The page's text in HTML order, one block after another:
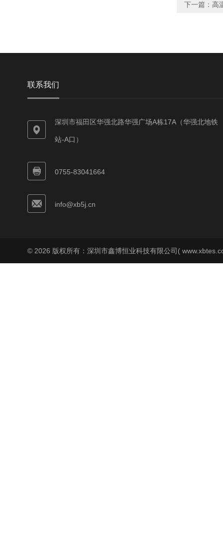
下一篇： 高
联系我们
深圳市福田区华强北路华强广场A栋17A（华强北地铁
站-A口）
0755-83041664
info@xb5j.cn
© 2026 版权所有：深圳市鑫博恒业科技有限公司(